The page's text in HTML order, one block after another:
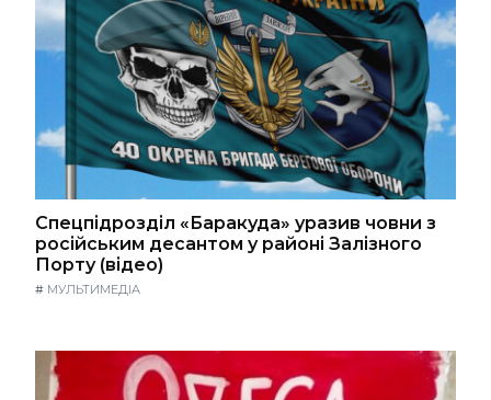
Спецпідрозділ «Баракуда» уразив човни з
російським десантом у районі Залізного
Порту (відео)
# МУЛЬТИМЕДІА